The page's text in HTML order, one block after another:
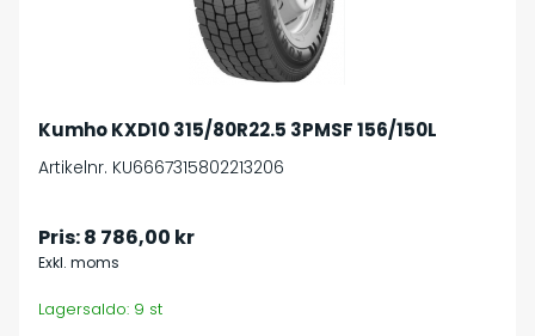
Kumho KXD10 315/80R22.5 3PMSF 156/150L
Artikelnr. KU6667315802213206
Pris:8 786,00 kr
Exkl. moms
Lagersaldo: 9 st